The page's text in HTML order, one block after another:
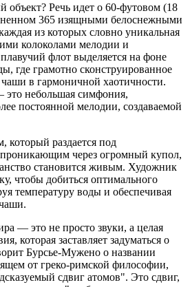
объект? Речь идет о 60-футовом (18
365 изящными белоснежными
из которых словно уникальная
колоколами мелодии и
флот выделяется на фоне
где грамотно сконструированное
чаши в гармоничной хаотичности.
небольшая симфония,
постоянной мелодии, создаваемой
раздается под
через огромный купол,
становится живым. Художник
чтобы добиться оптимального
температуру воды и обеспечивая
— это не просто звуки, а целая
которая заставляет задуматься о
Бурсье-Мужено о названии
от греко-римской философии,
сдвиг атомов". Это сдвиг,